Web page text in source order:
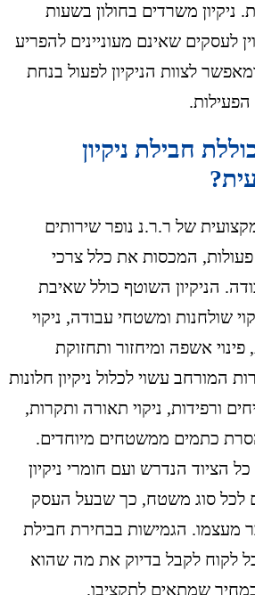
ניקיון משרדים בחולון בשעות
לעסקים שאינם מעוניינים להפריע
לצוות הניקיון לפעול בנחת
חבילת ניקיון
של ר.ר.נ נופר שירותים
פעולות, המכסות את כלל צרכי
הניקיון השוטף כולל שאיבת
שולחנות ומשטחי עבודה, ניקוי
פינוי אשפה ומיחזור ותחזוקת
המורחב עשוי לכלול ניקיון חלונות
ורפידות, ניקוי תאורה ותקרות,
כתמים ממשטחים מיוחדים.
הציוד הנדרש ועם חומרי ניקיון
לכל סוג משטח, כך שבעל העסק
מעצמו. הגמישות בבחירת חבילת
לקוח לקבל בדיוק את מה שהוא
שמתאים לתקציבו.